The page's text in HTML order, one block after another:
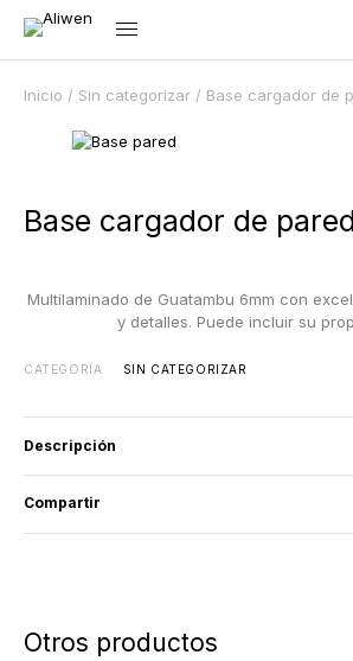
Inicio / Sin categorizar / Base cargador de
Base cargador de pared
Multilaminado de Guatambu 6mm con
y detalles. Puede incluir su
CATEGORÍA SIN CATEGORIZAR
Descripción
Compartir
Otros productos